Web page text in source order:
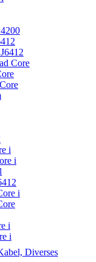
Core
i
i
i
i
i
Diverses